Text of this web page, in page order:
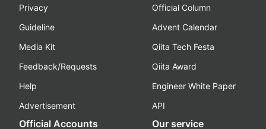
Privacy
Guideline
Media Kit
Feedback/Requests
Help
Advertisement
Official Column
Advent Calendar
Qiita Tech Festa
Qiita Award
Engineer White Paper
API
Official Accounts Our service